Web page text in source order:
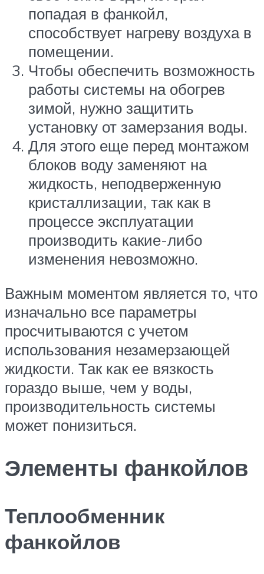
попадая в фанкойл,
способствует нагреву воздуха в
помещении.
Чтобы обеспечить возможность
работы системы на обогрев
зимой, нужно защитить
установку от замерзания воды.
Для этого еще перед монтажом
блоков воду заменяют на
жидкость, неподверженную
кристаллизации, так как в
процессе эксплуатации
производить какие-либо
изменения невозможно.
Важным моментом является то, что
изначально все параметры
просчитываются с учетом
использования незамерзающей
жидкости. Так как ее вязкость
гораздо выше, чем у воды,
производительность системы
может понизиться.
Элементы фанкойлов
Теплообменник
фанкойлов